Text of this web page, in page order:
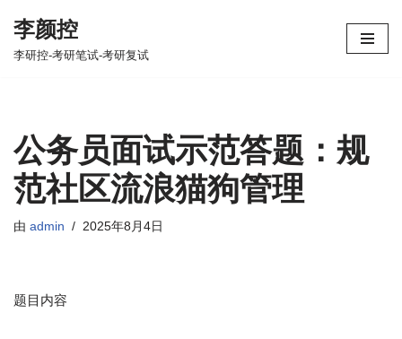
跳
李颜控
李研控-考研笔试-考研复试
公务员面试示范答题：规
范社区流浪猫狗管理
由 admin 2025年8月4日
题目内容​